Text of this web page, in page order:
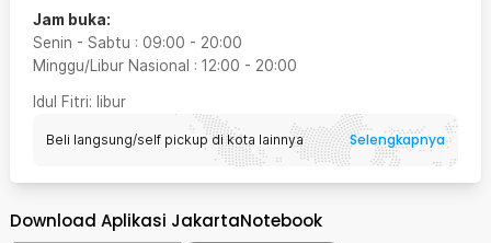
Jam buka:
Senin - Sabtu : 09:00 - 20:00
Minggu/Libur Nasional : 12:00 - 20:00
Idul Fitri: libur
Beli langsung/self pickup di kota lainnya Selengkapnya
Download Aplikasi JakartaNotebook